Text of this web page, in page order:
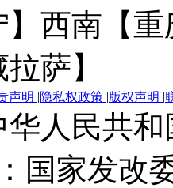
西南【
萨】
声明 |隐私权政策 |版权声明 |
人民共
国家发改